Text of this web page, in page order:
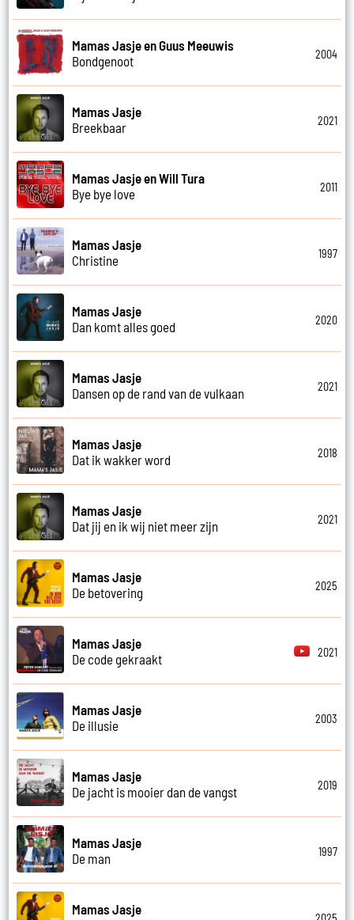
Mamas Jasje en Guus Meeuwis
Bondgenoot
2004
Mamas Jasje
Breekbaar
2021
Mamas Jasje en Will Tura
Bye bye love
2011
Mamas Jasje
Christine
1997
Mamas Jasje
Dan komt alles goed
2020
Mamas Jasje
Dansen op de rand van de vulkaan
2021
Mamas Jasje
Dat ik wakker word
2018
Mamas Jasje
Dat jij en ik wij niet meer zijn
2021
Mamas Jasje
De betovering
2025
Mamas Jasje
De code gekraakt
2021
Mamas Jasje
De illusie
2003
Mamas Jasje
De jacht is mooier dan de vangst
2019
Mamas Jasje
De man
1997
Mamas Jasje